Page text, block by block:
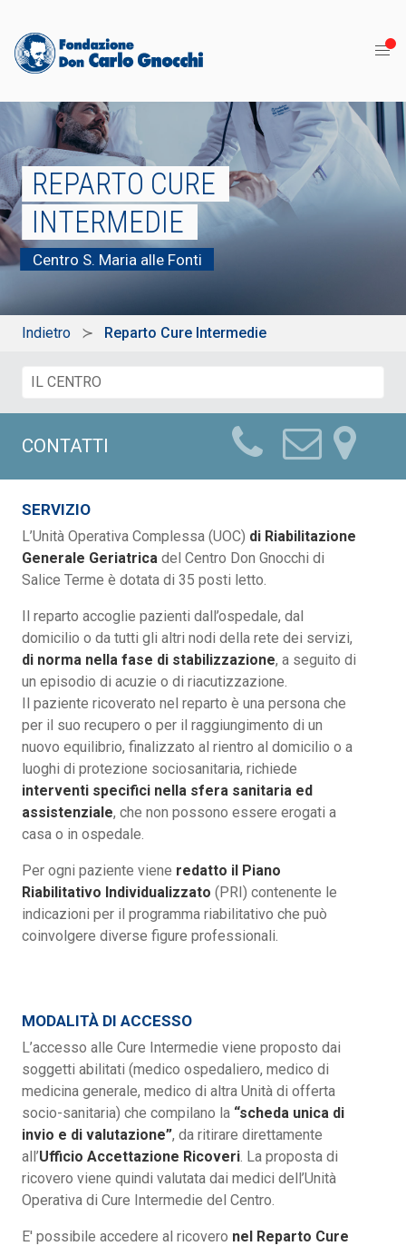
REPARTO CURE
INTERMEDIE
Centro S. Maria alle Fonti
Indietro Reparto Cure Intermedie
CONTATTI
SERVIZIO
L’Unità Operativa Complessa (UOC) di Riabilitazione
Generale Geriatrica del Centro Don Gnocchi di
Salice Terme è dotata di 35 posti letto.
Il reparto accoglie pazienti dall’ospedale, dal
domicilio o da tutti gli altri nodi della rete dei servizi,
di norma nella fase di stabilizzazione, a seguito di
un episodio di acuzie o di riacutizzazione.
Il paziente ricoverato nel reparto è una persona che
per il suo recupero o per il raggiungimento di un
nuovo equilibrio, finalizzato al rientro al domicilio o a
luoghi di protezione sociosanitaria, richiede
interventi specifici nella sfera sanitaria ed
assistenziale, che non possono essere erogati a
casa o in ospedale.
Per ogni paziente viene redatto il Piano
Riabilitativo Individualizzato (PRI) contenente le
indicazioni per il programma riabilitativo che può
coinvolgere diverse figure professionali.
MODALITÀ DI ACCESSO
L’accesso alle Cure Intermedie viene proposto dai
soggetti abilitati (medico ospedaliero, medico di
medicina generale, medico di altra Unità di offerta
socio-sanitaria) che compilano la “scheda unica di
invio e di valutazione”, da ritirare direttamente
all’Ufficio Accettazione Ricoveri . La proposta di
ricovero viene quindi valutata dai medici dell’Unità
Operativa di Cure Intermedie del Centro.
E' possibile accedere al ricovero nel Reparto Cure